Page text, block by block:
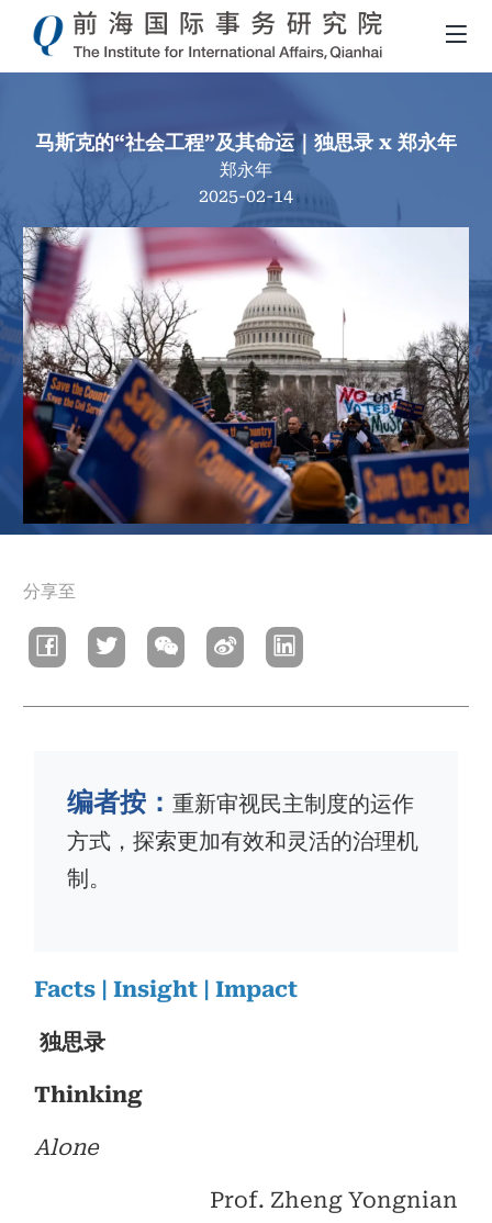
马斯克的“社会工程”及其命运｜独思录 x 郑永年
郑永年
2025-02-14
包
屑
分享至
编者按：重新审视民主制度的运作
方式，探索更加有效和灵活的治理机
制。
Facts | Insight | Impact
独思录
Thinking
Alone
Prof. Zheng Yongnian